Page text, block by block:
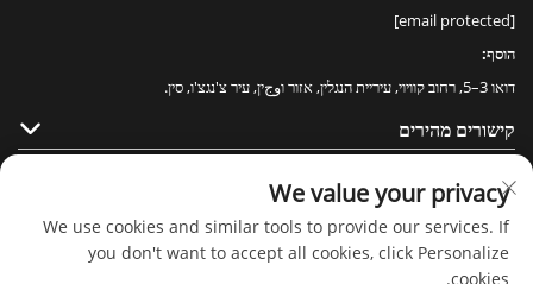
[email protected]
הוסף:
דואו 3–5, רחוב קוויוי, עיריית הנגלין, אזור וوجין, עיר צ'נגצ'ו, סין.
קישורים מהירים
מוצרים
We value your privacy
We use cookies and similar tools to provide our services. If
you don't want to accept all cookies, click Personalize
cookies.